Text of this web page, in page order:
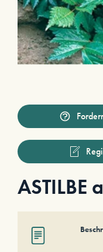
ASTILBE